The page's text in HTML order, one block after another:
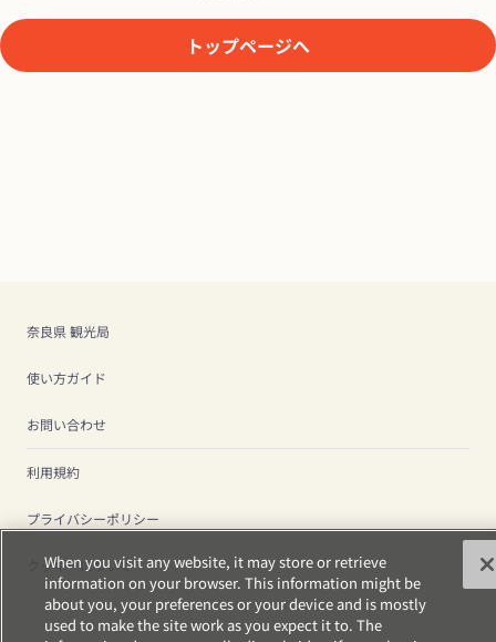
トップページへ
奈良県 観光局
使い方ガイド
お問い合わせ
利用規約
プライバシーポリシー
クッキーについて
When you visit any website, it may store or retrieve
information on your browser. This information might be
about you, your preferences or your device and is mostly
used to make the site work as you expect it to. The